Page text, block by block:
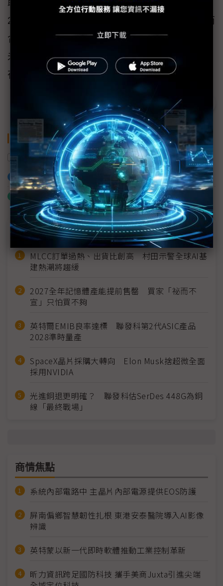
助其進行溫室氣體盤查與管理。英飛凌亦自
2023年啟動供應商減碳計畫，與逾100家供應商
合作，協助其設定並落實科學基礎減量目標。
未來，雙方將結合各自的專長與影響力，攜手
在供應鏈中實踐永續行動。
關鍵字
聯電 聯華電子 供應鏈 英飛凌
加入已選取到「關鍵字追蹤」
什麼是「關鍵字追蹤」
近７天熱門報導
MLCC訂單過熱、出貨比創高 村田示警全球AI基
建熱潮將趨緩
2027全年記憶體產能提前售罄 買家「祕而不
宣」只怕買不夠
英特爾EMIB良率達標 聯發科第2代ASIC產品
2028準時量產
SpaceX晶片採購大轉向 Elon Musk捨超微全面
採用NVIDIA
光進銅退更明確？ 聯發科估SerDes 448G為銅
線「最終戰場」
商情焦點
系統內部電路中 主晶片內部電源提供EOS防護
屏南偏鄉智慧韌性扎根 東港安泰醫院導入AI影像
辨識
英特蒙以新一代即時軟體推動工業控制革新
昕力資訊跨足國防科技 攜手美商Juxta引進尖端